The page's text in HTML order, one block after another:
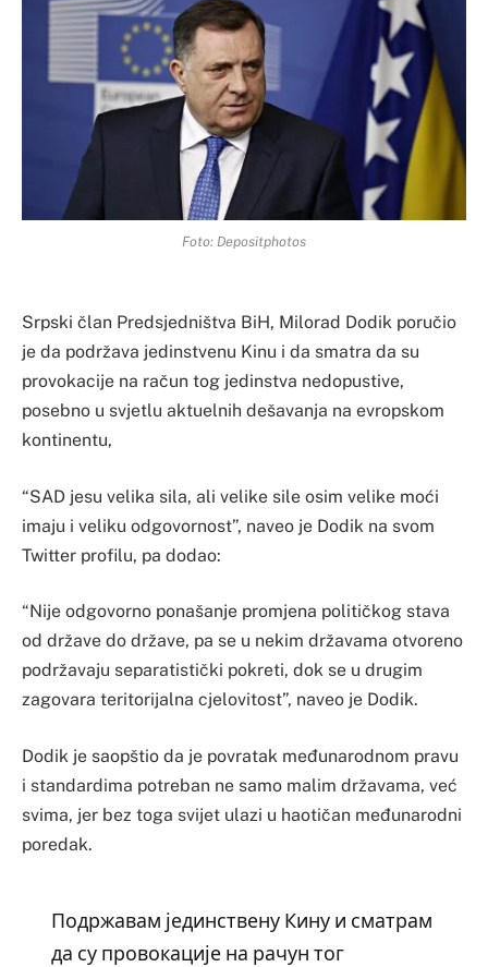
Foto: Depositphotos
Srpski član Predsjedništva BiH, Milorad Dodik poručio
je da podržava jedinstvenu Kinu i da smatra da su
provokacije na račun tog jedinstva nedopustive,
posebno u svjetlu aktuelnih dešavanja na evropskom
kontinentu,
“SAD jesu velika sila, ali velike sile osim velike moći
imaju i veliku odgovornost”, naveo je Dodik na svom
Twitter profilu, pa dodao:
“Nije odgovorno ponašanje promjena političkog stava
od države do države, pa se u nekim državama otvoreno
podržavaju separatistički pokreti, dok se u drugim
zagovara teritorijalna cjelovitost”, naveo je Dodik.
Dodik je saopštio da je povratak međunarodnom pravu
i standardima potreban ne samo malim državama, već
svima, jer bez toga svijet ulazi u haotičan međunarodni
poredak.
Подржавам јединствену Кину и сматрам
да су провокације на рачун тог